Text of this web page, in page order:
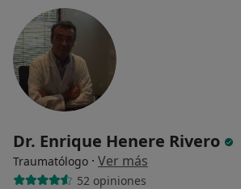
Dr. Enrique Henere Rivero
Traumatólogo · Ver más
52 opiniones